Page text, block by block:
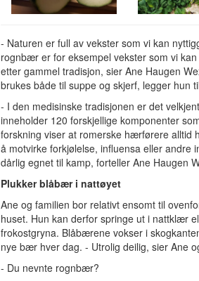
- Naturen er full av vekster som vi kan
rognbær er for eksempel vekster som vi
etter gammel tradisjon, sier Ane Haugen
brukes både til suppe og skjerf, legger hun
- I den medisinske tradisjonen er det
inneholder 120 forskjellige komponenter
forskning viser at romerske hærførere alltid
å motvirke forkjølelse, influensa eller andre
dårlig egnet til kamp, forteller Ane Haugen
Plukker blåbær i nattøyet
Ane og familien bor relativt ensomt til
huset. Hun kan derfor springe ut i nattklær
frokostgryna. Blåbærene vokser i
nye bær hver dag. - Utrolig deilig, sier Ane
- Du nevnte rognbær?